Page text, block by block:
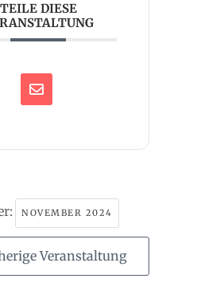
TEILE DIESE
NOVEMBER 2024
Veranstaltung